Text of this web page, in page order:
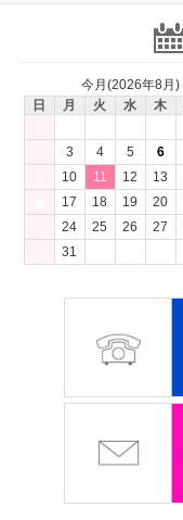
今月(2026年8月)
日
月 火 水 木
3 4 5 6
10 11 12 13
17 18 19 20
24 25 26 27
31